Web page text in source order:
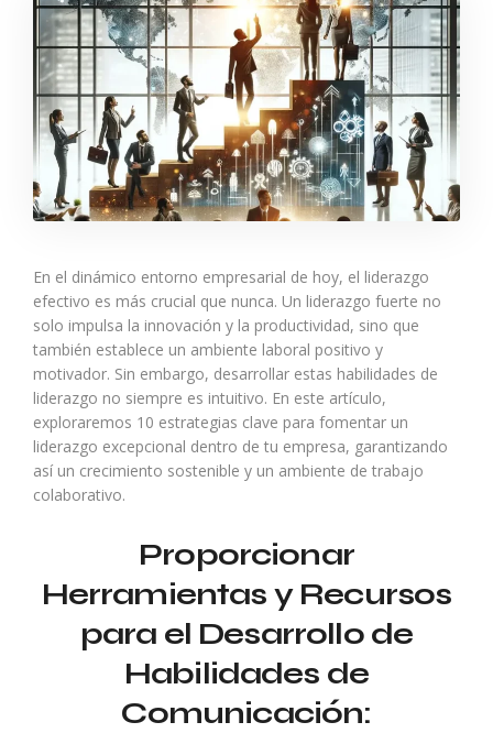
En el dinámico entorno empresarial de hoy, el liderazgo
efectivo es más crucial que nunca. Un liderazgo fuerte no
solo impulsa la innovación y la productividad, sino que
también establece un ambiente laboral positivo y
motivador. Sin embargo, desarrollar estas habilidades de
liderazgo no siempre es intuitivo. En este artículo,
exploraremos 10 estrategias clave para fomentar un
liderazgo excepcional dentro de tu empresa, garantizando
así un crecimiento sostenible y un ambiente de trabajo
colaborativo.
Proporcionar
Herramientas y Recursos
para el Desarrollo de
Habilidades de
Comunicación: